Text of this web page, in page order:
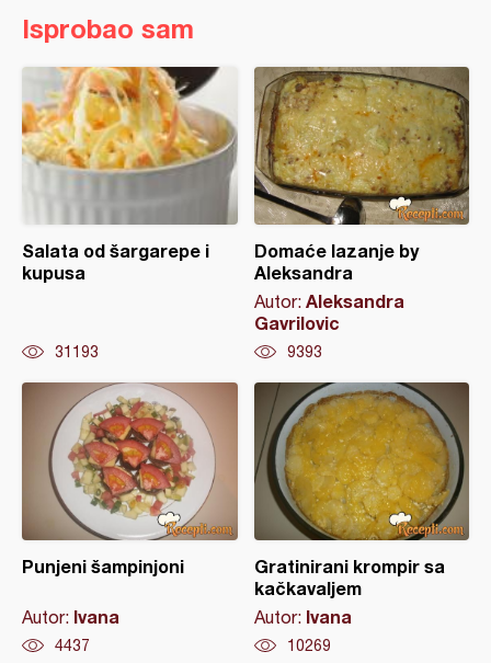
Isprobao sam
Salata od šargarepe i
kupusa
31193
Domaće lazanje by
Aleksandra
Autor: Aleksandra
Gavrilovic
9393
Punjeni šampinjoni
Autor: Ivana
4437
Gratinirani krompir sa
kačkavaljem
Autor: Ivana
10269